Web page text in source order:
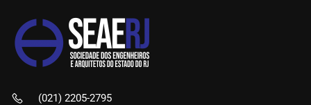
(021) 2205-2795